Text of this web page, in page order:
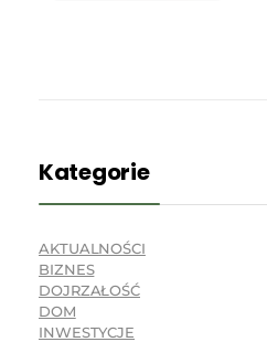
Kategorie
AKTUALNOŚCI
BIZNES
DOJRZAŁOŚĆ
DOM
INWESTYCJE